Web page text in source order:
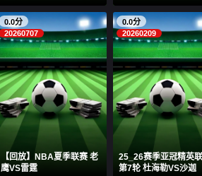
0.0分
20260707
【回放】NBA夏季联赛 老
鹰VS雷霆
0.0分
20260209
25_26赛季亚冠精英
第7轮 杜海勒VS沙迦